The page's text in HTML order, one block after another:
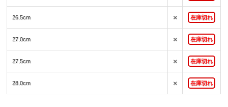
26.5cm × 在庫切れ
27.0cm × 在庫切れ
27.5cm × 在庫切れ
28.0cm × 在庫切れ